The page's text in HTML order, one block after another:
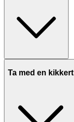
Ta med en kikkert